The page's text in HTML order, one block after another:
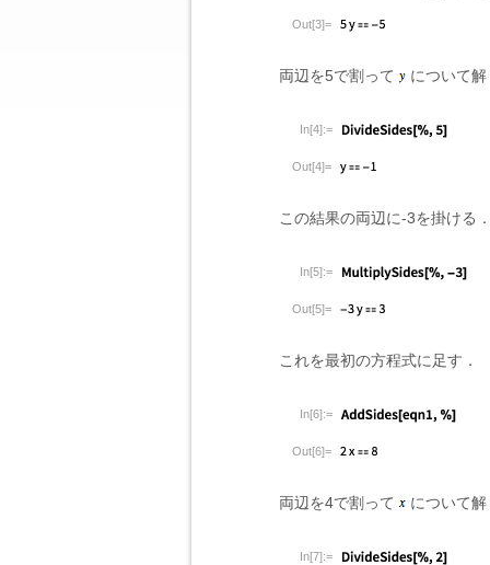
Out[3]=
両辺を5で割って について
In[4]:=
Out[4]=
この結果の両辺に-3を掛ける
In[5]:=
Out[5]=
これを最初の方程式に足す．
In[6]:=
Out[6]=
両辺を4で割って について
In[7]:=